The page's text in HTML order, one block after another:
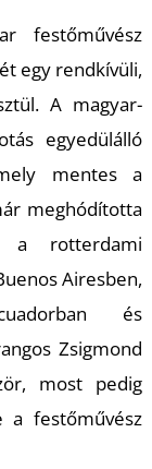
festőművész
egy rendkívüli,
A magyar-
egyedülálló
mentes a
meghódította
a rotterdami
Airesben,
és
Zsigmond
most pedig
a festőművész